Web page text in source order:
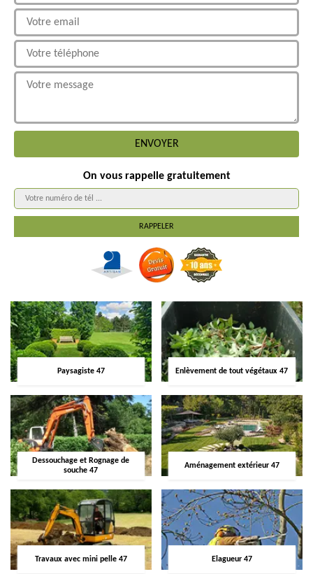
On vous rappelle gratuitement
Paysagiste 47 Enlèvement de tout végétaux 47
Dessouchage et Rognage de
souche 47
Aménagement extérieur 47
Travaux avec mini pelle 47 Elagueur 47